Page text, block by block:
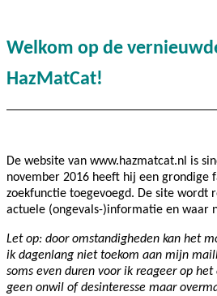
Welkom op de
HazMatCat!
De website van www.hazmatcat.nl is
november 2016 heeft hij een grondige
zoekfunctie toegevoegd. De site
actuele (ongevals-)informatie en waar
Let op: door omstandigheden kan het
ik dagenlang niet toekom aan mijn
soms even duren voor ik reageer op
geen onwil of desinteresse maar